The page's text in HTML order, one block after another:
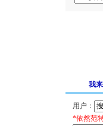
我
用户：
*依然范